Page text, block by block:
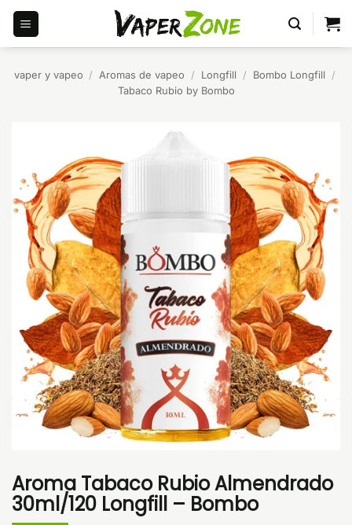
Saltar
contenido
vaper y vapeo / Aromas de vapeo / Longfill / Bombo Longfill
/
Tabaco Rubio by Bombo
Aroma Tabaco Rubio Almendrado
30ml/120 Longfill – Bombo